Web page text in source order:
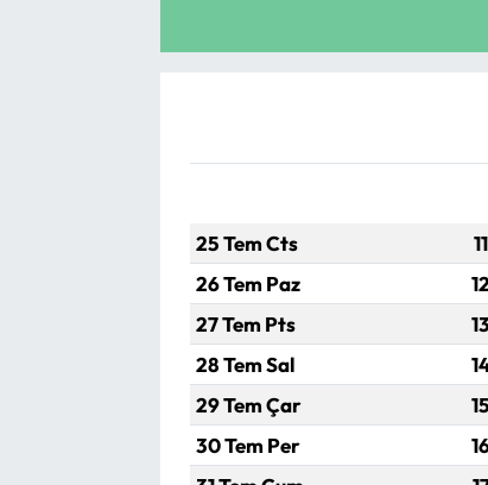
25 Tem Cts
26 Tem Paz
27 Tem Pts
28 Tem Sal
29 Tem Çar
30 Tem Per